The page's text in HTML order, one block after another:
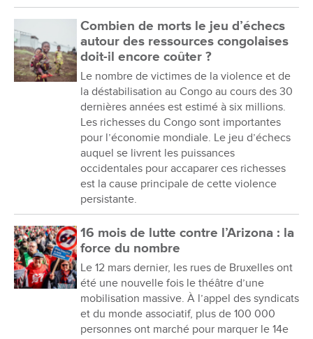
Combien de morts le jeu d’échecs
autour des ressources congolaises
doit-il encore coûter ?
Le nombre de victimes de la violence et de
la déstabilisation au Congo au cours des 30
dernières années est estimé à six millions.
Les richesses du Congo sont importantes
pour l’économie mondiale. Le jeu d’échecs
auquel se livrent les puissances
occidentales pour accaparer ces richesses
est la cause principale de cette violence
persistante.
16 mois de lutte contre l’Arizona : la
force du nombre
Le 12 mars dernier, les rues de Bruxelles ont
été une nouvelle fois le théâtre d’une
mobilisation massive. À l’appel des syndicats
et du monde associatif, plus de 100 000
personnes ont marché pour marquer le 14e